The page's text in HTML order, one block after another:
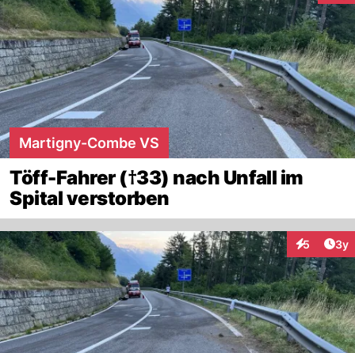
Martigny-Combe VS
Töff-Fahrer (†33) nach Unfall im
Spital verstorben
5 3y